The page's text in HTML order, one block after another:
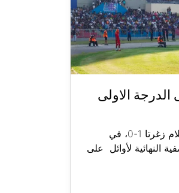
الاولى
فوز طرابلس على السلام زغرتا 1-0، في
النهائية لأوائل على